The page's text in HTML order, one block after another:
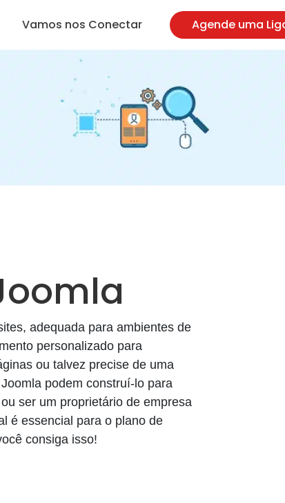
Vamos nos Conectar Agende uma
adequada para ambientes de
personalizado para
ou talvez precise de uma
podem construí-lo para
ser um proprietário de empresa
é essencial para o plano de
consiga isso!